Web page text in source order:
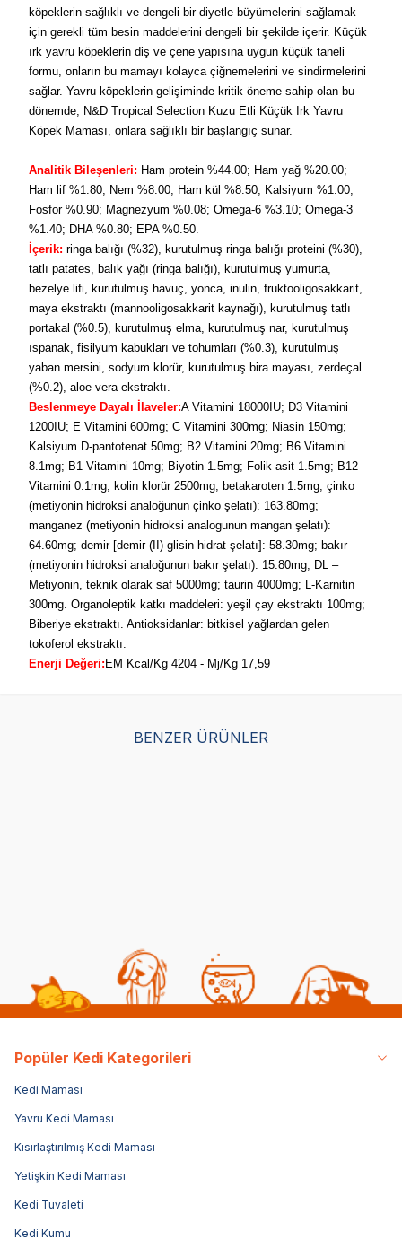
köpeklerin sağlıklı ve dengeli bir diyetle büyümelerini sağlamak
için gerekli tüm besin maddelerini dengeli bir şekilde içerir. Küçük
ırk yavru köpeklerin diş ve çene yapısına uygun küçük taneli
formu, onların bu mamayı kolayca çiğnemelerini ve sindirmelerini
sağlar. Yavru köpeklerin gelişiminde kritik öneme sahip olan bu
dönemde, N&D Tropical Selection Kuzu Etli Küçük Irk Yavru
Köpek Maması, onlara sağlıklı bir başlangıç sunar.
Analitik Bileşenleri: Ham protein %44.00; Ham yağ %20.00;
Ham lif %1.80; Nem %8.00; Ham kül %8.50; Kalsiyum %1.00;
Fosfor %0.90; Magnezyum %0.08; Omega-6 %3.10; Omega-3
%1.40; DHA %0.80; EPA %0.50.
İçerik: ringa balığı (%32), kurutulmuş ringa balığı proteini (%30),
tatlı patates, balık yağı (ringa balığı), kurutulmuş yumurta,
bezelye lifi, kurutulmuş havuç, yonca, inulin, fruktooligosakkarit,
maya ekstraktı (mannooligosakkarit kaynağı), kurutulmuş tatlı
portakal (%0.5), kurutulmuş elma, kurutulmuş nar, kurutulmuş
ıspanak, fisilyum kabukları ve tohumları (%0.3), kurutulmuş
yaban mersini, sodyum klorür, kurutulmuş bira mayası, zerdeçal
(%0.2), aloe vera ekstraktı.
Beslenmeye Dayalı İlaveler:A Vitamini 18000IU; D3 Vitamini
1200IU; E Vitamini 600mg; C Vitamini 300mg; Niasin 150mg;
Kalsiyum D-pantotenat 50mg; B2 Vitamini 20mg; B6 Vitamini
8.1mg; B1 Vitamini 10mg; Biyotin 1.5mg; Folik asit 1.5mg; B12
Vitamini 0.1mg; kolin klorür 2500mg; betakaroten 1.5mg; çinko
(metiyonin hidroksi analoğunun çinko şelatı): 163.80mg;
manganez (metiyonin hidroksi analogunun mangan şelatı):
64.60mg; demir [demir (II) glisin hidrat şelatı]: 58.30mg; bakır
(metiyonin hidroksi analoğunun bakır şelatı): 15.80mg; DL –
Metiyonin, teknik olarak saf 5000mg; taurin 4000mg; L-Karnitin
300mg. Organoleptik katkı maddeleri: yeşil çay ekstraktı 100mg;
Biberiye ekstraktı. Antioksidanlar: bitkisel yağlardan gelen
tokoferol ekstraktı.
Enerji Değeri: EM Kcal/Kg 4204 - Mj/Kg 17,59
BENZER ÜRÜNLER
Popüler Kedi Kategorileri
Kedi Maması
Yavru Kedi Maması
Kısırlaştırılmış Kedi Maması
Yetişkin Kedi Maması
Kedi Tuvaleti
Kedi Kumu